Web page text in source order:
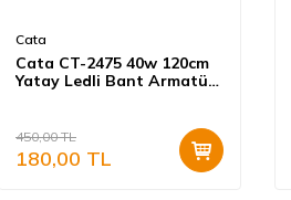
Cata
Cata CT-2475 40w 120cm
Yatay Ledli Bant Armatür
450,00TL
180,00 TL